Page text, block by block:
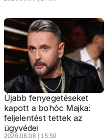
Újabb fenyegetéseket
kapott a bohóc Majka:
feljelentést tettek az
ügyvédei
2026.08.08 | 15:50